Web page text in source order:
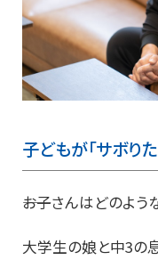
子どもが「サボり
――お子さんはどのよ
大学生の娘と中3の